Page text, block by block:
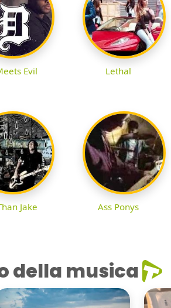
Evil Lethal
Jake Ass Ponys
della musica